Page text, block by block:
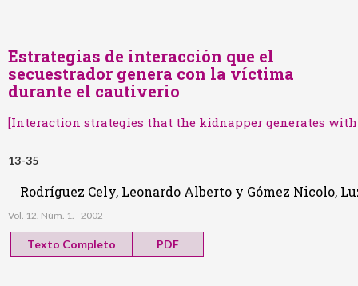
Estrategias de interacción que el
secuestrador genera con la víctima
durante el cautiverio
[Interaction strategies that the kidnapper generates
13-35
Rodríguez Cely, Leonardo Alberto y Gómez Nicolo,
Vol. 12. Núm. 1. - 2002
Texto Completo PDF